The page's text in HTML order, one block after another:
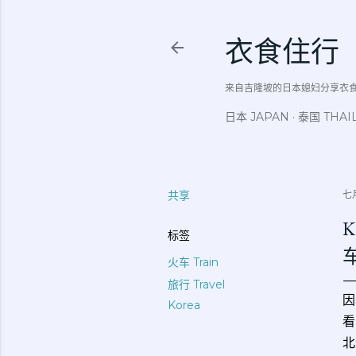
衣食住行
来自吉隆坡的日本媳妇分享
日本 JAPAN 泰国
共享
标签
火车 Train
旅行 Travel
Korea
七